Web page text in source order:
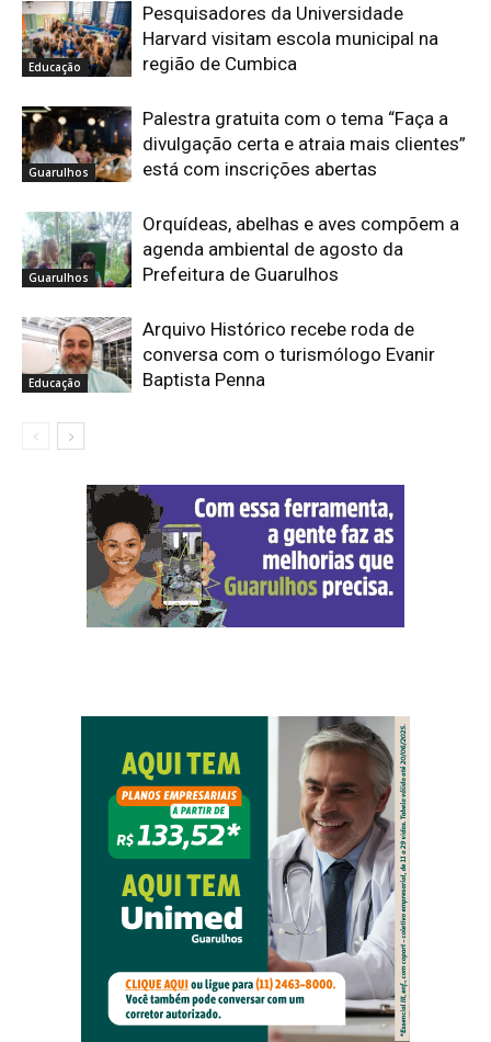
Educação
Pesquisadores da Universidade
Harvard visitam escola municipal na
região de Cumbica
Guarulhos
Palestra gratuita com o tema “Faça a
divulgação certa e atraia mais clientes”
está com inscrições abertas
Guarulhos
Orquídeas, abelhas e aves compõem a
agenda ambiental de agosto da
Prefeitura de Guarulhos
Educação
Arquivo Histórico recebe roda de
conversa com o turismólogo Evanir
Baptista Penna